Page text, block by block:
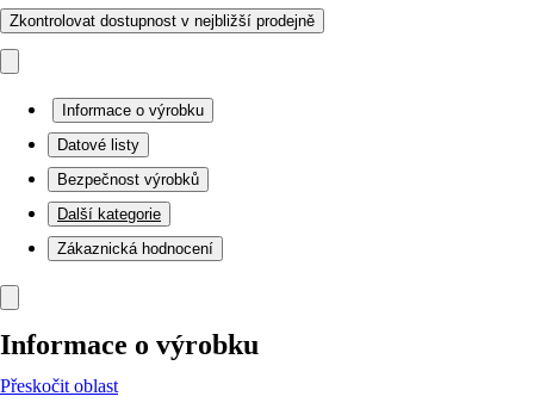
Zkontrolovat dostupnost v nejbližší prodejně
Informace o výrobku
Datové listy
Bezpečnost výrobků
Další kategorie
Zákaznická hodnocení
Informace o výrobku
Přeskočit oblast